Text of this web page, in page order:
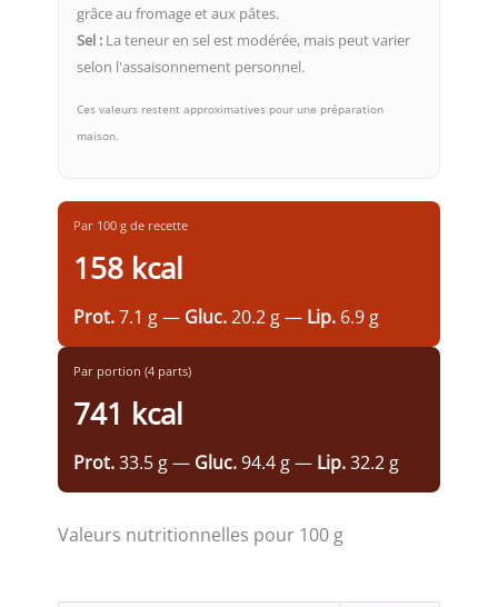
grâce au fromage et aux pâtes.
Sel : La teneur en sel est modérée, mais peut varier
selon l'assaisonnement personnel.
Ces valeurs restent approximatives pour une préparation
maison.
Par 100 g de recette
158 kcal
Prot.7.1 g — Gluc.20.2 g — Lip. 6.9 g
Par portion (4 parts)
741 kcal
Prot.33.5 g — Gluc.94.4 g — Lip.32.2 g
Valeurs nutritionnelles pour 100 g